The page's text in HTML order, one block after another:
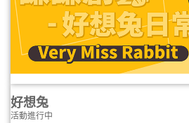
好想兔
活動進行中